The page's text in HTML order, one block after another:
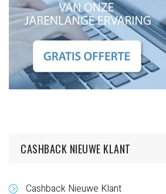
CASHBACK NIEUWE KLANT
Cashback Nieuwe Klant